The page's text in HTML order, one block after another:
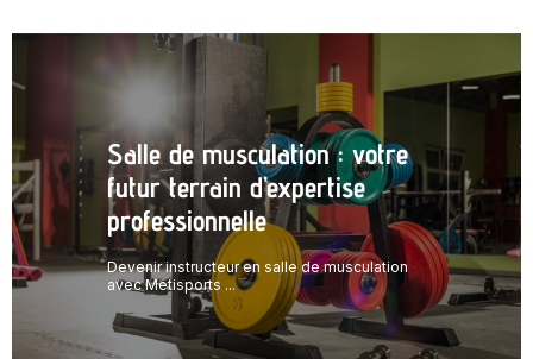
Salle de musculation : votre
futur terrain d’expertise
professionnelle
Devenir instructeur en salle de musculation
avec Metisports ...